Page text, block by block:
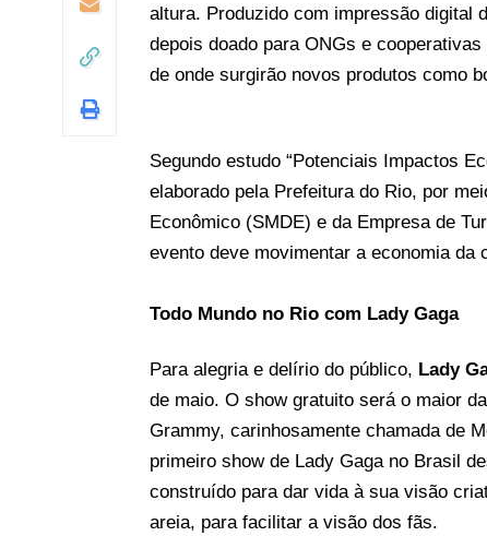
altura. Produzido com impressão digital
depois doado para ONGs e
de onde surgirão novos produtos como
Segundo estudo “Potenciais Impactos
elaborado pela Prefeitura do Rio, por
Econômico (SMDE) e da Empresa de
evento deve movimentar a economia da
Todo Mundo no Rio com Lady Gaga
Para alegria e delírio do público, Lady
de maio. O show gratuito será o maior
Grammy, carinhosamente chamada de
primeiro show de Lady Gaga no Brasil
construído para dar vida à sua visão
areia, para facilitar a visão dos fãs.